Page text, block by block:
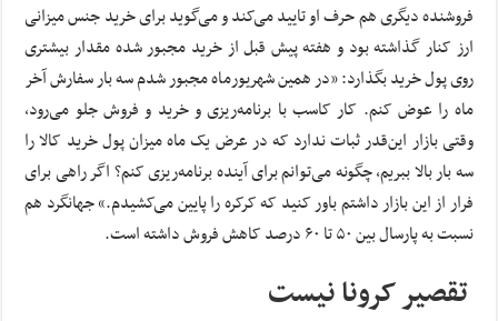
فروشنده دیگری هم حرف او تایید می‌کند و می‌گوید برای خرید جنس میزانی
ارز کنار گذاشته بود و هفته پیش قبل از خرید مجبور شده مقدار بیشتری
روی پول خرید بگذارد: «در همین شهریورماه مجبور شدم سه بار سفارش آخر
ماه را عوض کنم. کار کاسب با برنامه‌ریزی و خرید و فروش جلو می‌رود،
وقتی بازار این‌قدر ثبات ندارد که در عرض یک ماه میزان پول خرید کالا را
سه بار بالا ببریم، چگونه می‌توانم برای آینده برنامه‌ریزی کنم؟ اگر راهی برای
فرار از این بازار داشتم باور کنید که کرکره را پایین می‌کشیدم.» جهانگرد هم
نسبت به پارسال بین ۵۰ تا ۶۰ درصد کاهش فروش داشته است.
تقصیر کرونا نیست